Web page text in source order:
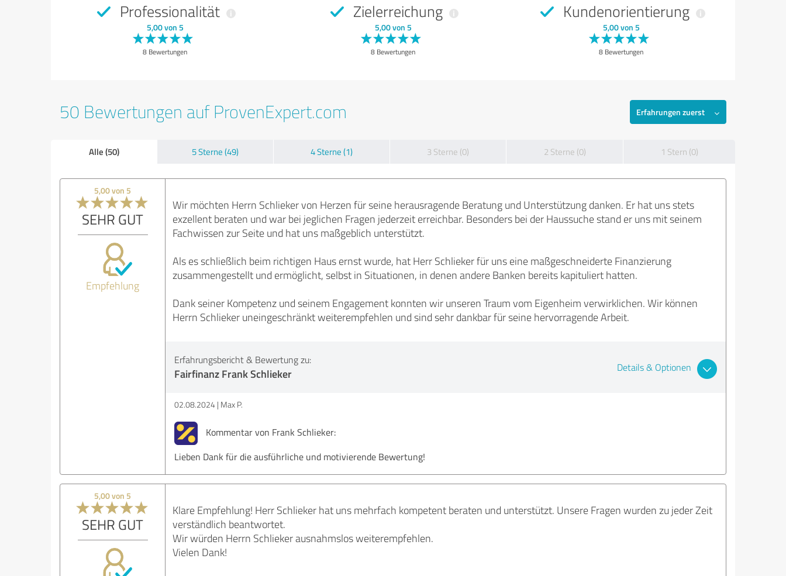
Professionalität
5,00 von 5
8 Bewertungen
Zielerreichung
5,00 von 5
8 Bewertungen
Kundenorientierung
5,00 von 5
8 Bewertungen
50 Bewertungen auf ProvenExpert.com Erfahrungen zuerst
Alle (50) 5 Sterne (49) 4 Sterne (1) 3 Sterne (0) 2 Sterne (0) 1 Stern (0)
5,00 von 5
SEHR GUT
Empfehlung
Wir möchten Herrn Schlieker von Herzen für seine herausragende Beratung und Unterstützung danken. Er hat uns stets
exzellent beraten und war bei jeglichen Fragen jederzeit erreichbar. Besonders bei der Haussuche stand er uns mit seinem
Fachwissen zur Seite und hat uns maßgeblich unterstützt.
Als es schließlich beim richtigen Haus ernst wurde, hat Herr Schlieker für uns eine maßgeschneiderte Finanzierung
zusammengestellt und ermöglicht, selbst in Situationen, in denen andere Banken bereits kapituliert hatten.
Dank seiner Kompetenz und seinem Engagement konnten wir unseren Traum vom Eigenheim verwirklichen. Wir können
Herrn Schlieker uneingeschränkt weiterempfehlen und sind sehr dankbar für seine hervorragende Arbeit.
Erfahrungsbericht & Bewertung zu:
Fairfinanz Frank Schlieker Details & Optionen
02.08.2024 Max P.
Kommentar von Frank Schlieker:
Lieben Dank für die ausführliche und motivierende Bewertung!
5,00 von 5
SEHR GUT
Klare Empfehlung! Herr Schlieker hat uns mehrfach kompetent beraten und unterstützt. Unsere Fragen wurden zu jeder Zeit
verständlich beantwortet.
Wir würden Herrn Schlieker ausnahmslos weiterempfehlen.
Vielen Dank!